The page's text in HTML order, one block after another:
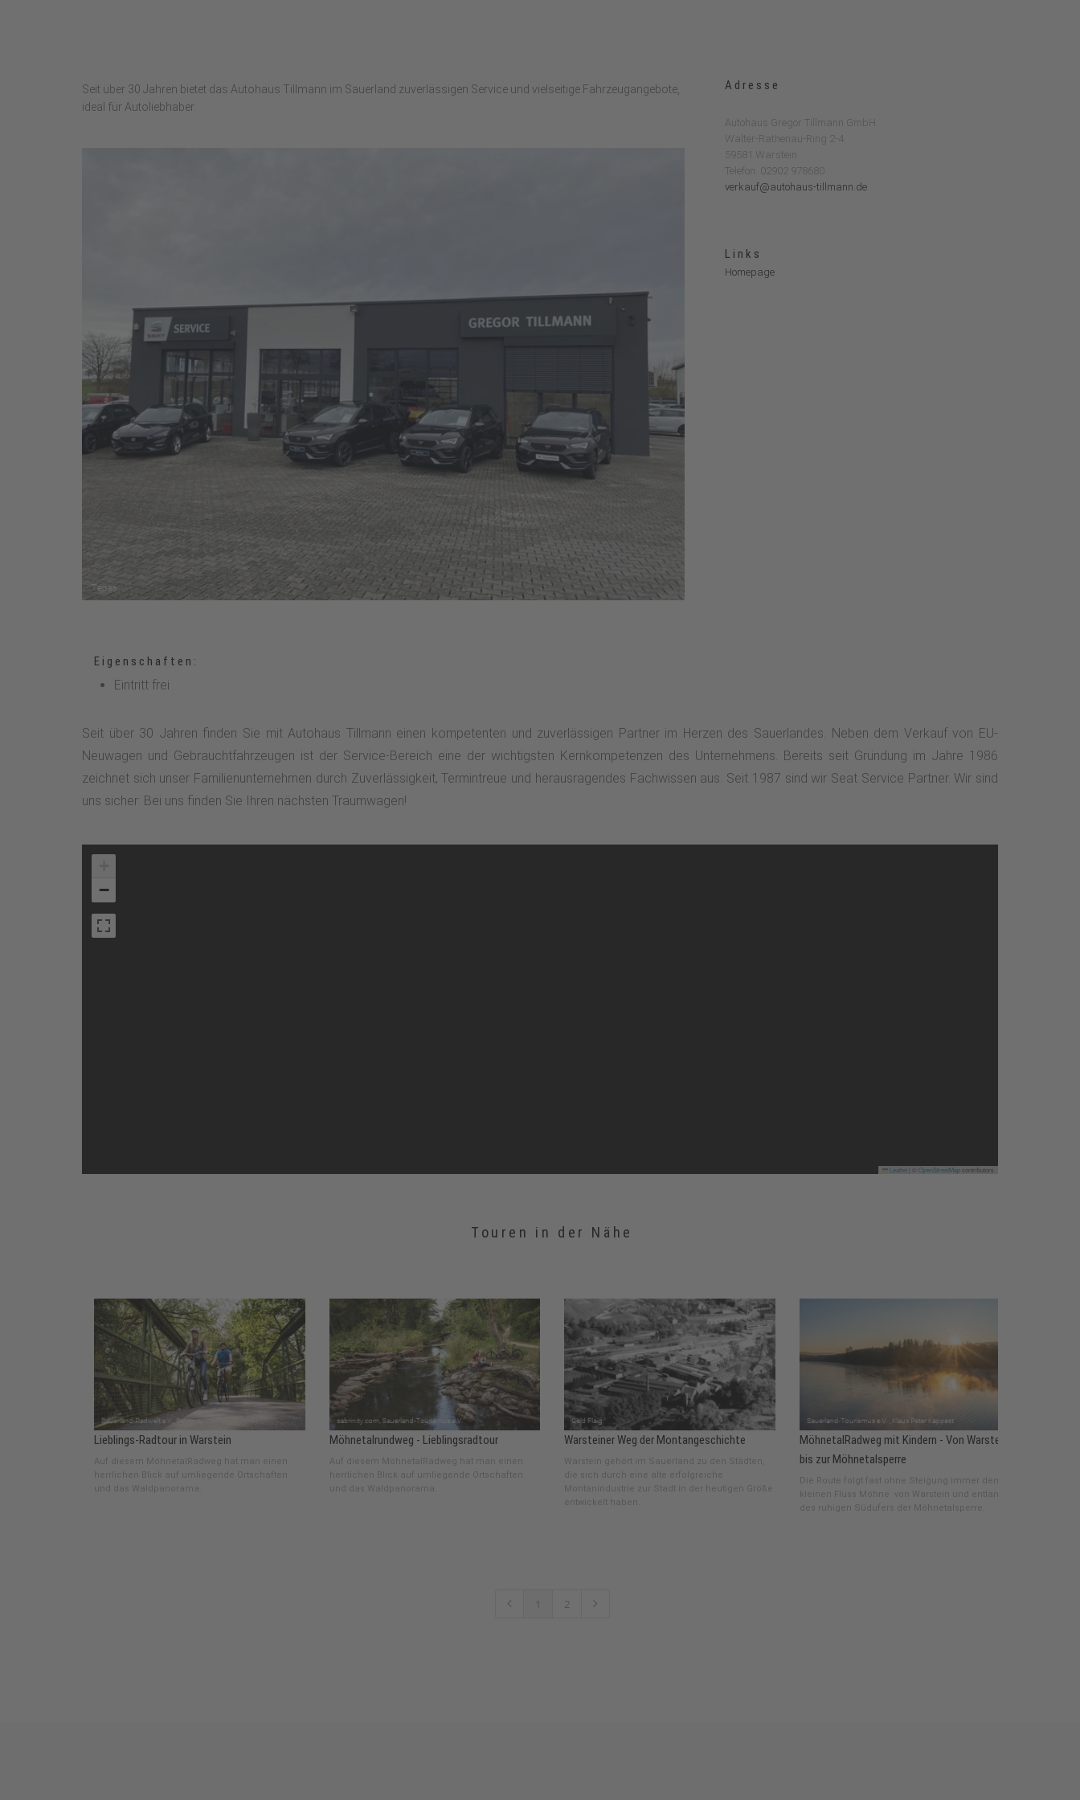
Seit über 30 Jahren bietet das Autohaus Tillmann im Sauerland zuverlässigen Service und vielseitige Fahrzeugangebote,
ideal für Autoliebhaber.
Adresse
Autohaus Gregor Tillmann GmbH
Walter-Rathenau-Ring 2-4
59581 Warstein
Telefon: 02902 978680
verkauf@autohaus-tillmann.de
Links
Homepage
Eigenschaften:
Eintritt frei
Seit über 30 Jahren finden Sie mit Autohaus Tillmann einen kompetenten und zuverlässigen Partner im Herzen des Sauerlandes. Neben dem Verkauf von EU-
Neuwagen und Gebrauchtfahrzeugen ist der Service-Bereich eine der wichtigsten Kernkompetenzen des Unternehmens. Bereits seit Gründung im Jahre 1986
zeichnet sich unser Familienunternehmen durch Zuverlässigkeit, Termintreue und herausragendes Fachwissen aus. Seit 1987 sind wir Seat Service Partner. Wir sind
uns sicher: Bei uns finden Sie Ihren nächsten Traumwagen!
−
Leaflet OpenStreetMapcontributors
Touren in der Nähe
Lieblings-Radtour in Warstein
Auf diesem MöhnetalRadweg hat man einen
herrlichen Blick auf umliegende Ortschaften
und das Waldpanorama.
Möhnetalrundweg - Lieblingsradtour
Auf diesem MöhnetalRadweg hat man einen
herrlichen Blick auf umliegende Ortschaften
und das Waldpanorama.
Warsteiner Weg der Montangeschichte
Warstein gehört im Sauerland zu den Städten,
die sich durch eine alte erfolgreiche
Montanindustrie zur Stadt in der heutigen Größe
entwickelt haben.
MöhnetalRadweg mit Kindern - Von Warstein
bis zur Möhnetalsperre
Die Route folgt fast ohne Steigung immer dem
kleinen Fluss Möhne von Warstein und entlang
des ruhigen Südufers der Möhnetalsperre.
1 2